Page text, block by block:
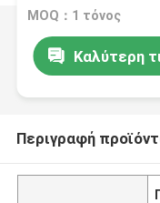
Υψηλό σχέδιο
MOQ：1 τόνος
Καλύτερη
Περιγραφή